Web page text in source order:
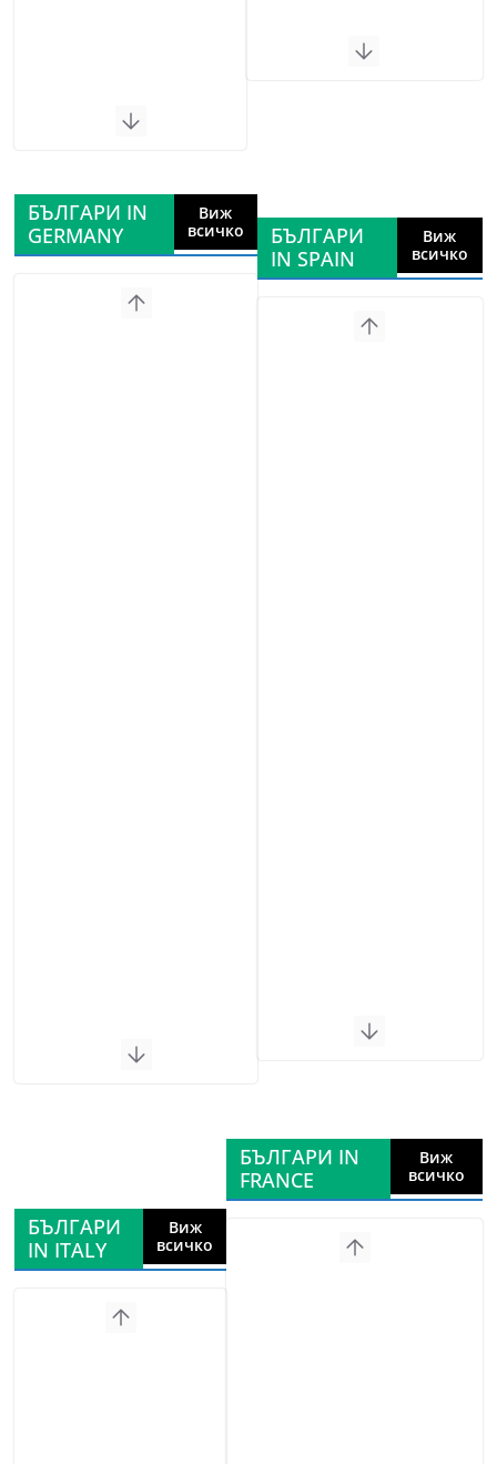
БЪЛГАРИ IN
GERMANY
Виж
всичко
БЪЛГАРИ
IN SPAIN
Виж
всичко
БЪЛГАРИ
IN ITALY
Виж
всичко
БЪЛГАРИ IN
FRANCE
Виж
всичко